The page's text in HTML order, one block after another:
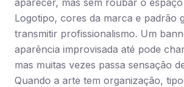
aparecer, mas sem roubar o
Logotipo, cores da marca e padrão
transmitir profissionalismo. Um
aparência improvisada até pode
mas muitas vezes passa sensação
Quando a arte tem organização,